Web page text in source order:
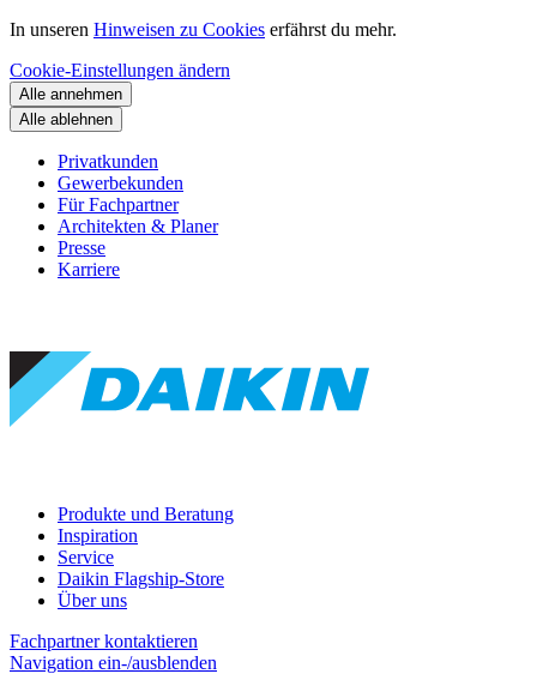
In unseren Hinweisen zu Cookies erfährst du mehr.
Cookie-Einstellungen ändern
Alle annehmen
Alle ablehnen
Privatkunden
Gewerbekunden
Für Fachpartner
Architekten & Planer
Presse
Karriere
Produkte und Beratung
Inspiration
Service
Daikin Flagship-Store
Über uns
Fachpartner kontaktieren
Navigation ein-/ausblenden